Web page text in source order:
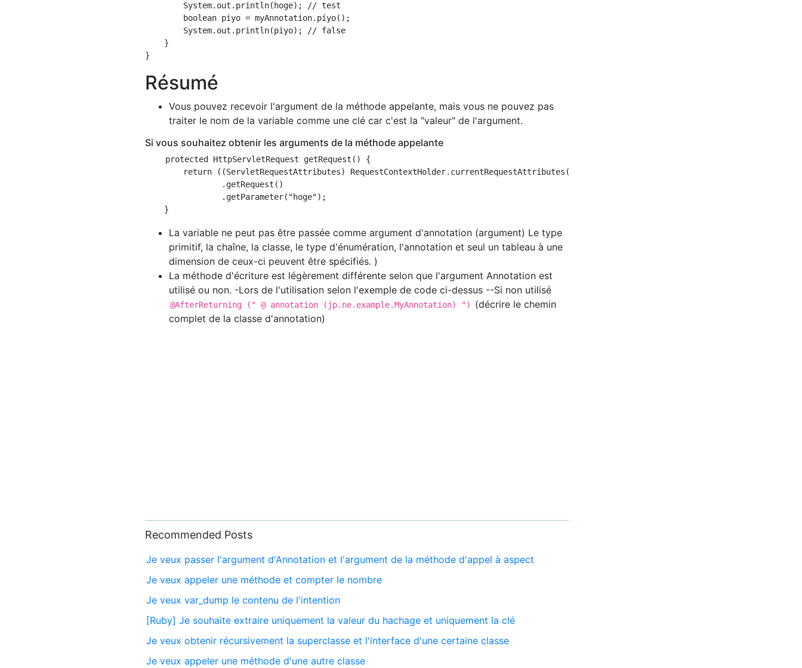
        System.out.println(hoge); // test
        boolean piyo = myAnnotation.piyo();
        System.out.println(piyo); // false
    }
Résumé
Vous pouvez recevoir l'argument de la méthode appelante, mais vous ne pouvez pas
traiter le nom de la variable comme une clé car c'est la "valeur" de l'argument.
Si vous souhaitez obtenir les arguments de la méthode appelante
    protected HttpServletRequest getRequest() {
        return ((ServletRequestAttributes) RequestContextHolder.currentRequestAttributes())
                .getRequest()
                .getParameter("hoge");
La variable ne peut pas être passée comme argument d'annotation (argument) Le type
primitif, la chaîne, la classe, le type d'énumération, l'annotation et seul un tableau à une
dimension de ceux-ci peuvent être spécifiés. )
La méthode d'écriture est légèrement différente selon que l'argument Annotation est
utilisé ou non. -Lors de l'utilisation selon l'exemple de code ci-dessus --Si non utilisé
@AfterReturning (" @ annotation (jp.ne.example.MyAnnotation) ")
(décrire le chemin
complet de la classe d'annotation)
Recommended Posts
Je veux passer l'argument d'Annotation et l'argument de la méthode d'appel à aspect
Je veux appeler une méthode et compter le nombre
Je veux var_dump le contenu de l'intention
[Ruby] Je souhaite extraire uniquement la valeur du hachage et uniquement la clé
Je veux obtenir récursivement la superclasse et l'interface d'une certaine classe
Je veux appeler une méthode d'une autre classe